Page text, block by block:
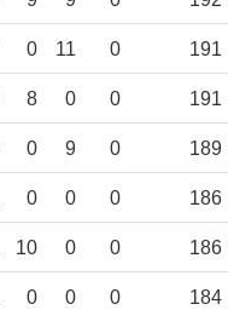
0 11 0 191
8 0 0 191
0 9 0 189
0 0 0 186
10 0 0 186
0 0 0 184